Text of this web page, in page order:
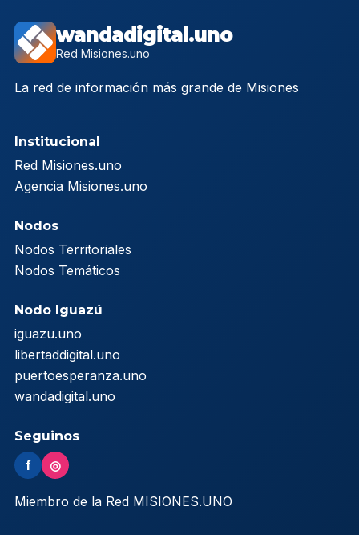
wandadigital.uno
Red Misiones.uno
La red de información más grande de Misiones
Institucional
Red Misiones.uno
Agencia Misiones.uno
Nodos
Nodos Territoriales
Nodos Temáticos
Nodo Iguazú
iguazu.uno
libertaddigital.uno
puertoesperanza.uno
wandadigital.uno
Seguinos
f ◎
Miembro de la Red MISIONES.UNO